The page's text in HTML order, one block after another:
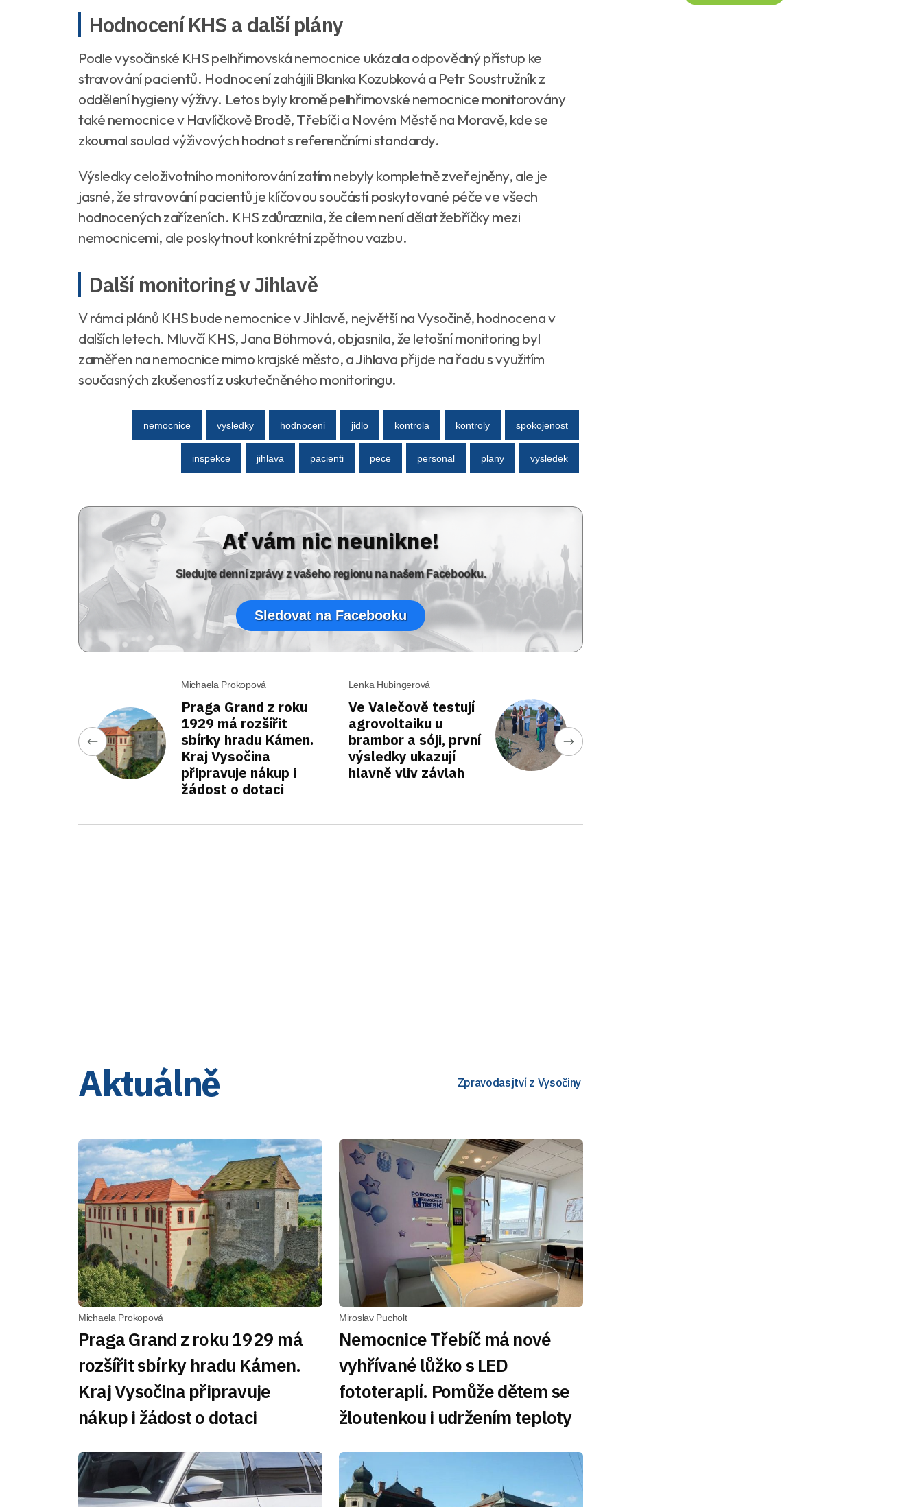
Hodnocení KHS a další plány
Podle vysočinské KHS pelhřimovská nemocnice ukázala odpovědný přístup ke
stravování pacientů. Hodnocení zahájili Blanka Kozubková a Petr Soustružník z
oddělení hygieny výživy. Letos byly kromě pelhřimovské nemocnice monitorovány
také nemocnice v Havlíčkově Brodě, Třebíči a Novém Městě na Moravě, kde se
zkoumal soulad výživových hodnot s referenčními standardy.
Výsledky celoživotního monitorování zatím nebyly kompletně zveřejněny, ale je
jasné, že stravování pacientů je klíčovou součástí poskytované péče ve všech
hodnocených zařízeních. KHS zdůraznila, že cílem není dělat žebříčky mezi
nemocnicemi, ale poskytnout konkrétní zpětnou vazbu.
Další monitoring v Jihlavě
V rámci plánů KHS bude nemocnice v Jihlavě, největší na Vysočině, hodnocena v
dalších letech. Mluvčí KHS, Jana Böhmová, objasnila, že letošní monitoring byl
zaměřen na nemocnice mimo krajské město, a Jihlava přijde na řadu s využitím
současných zkušeností z uskutečněného monitoringu.
nemocnice vysledky hodnoceni jidlo kontrola kontroly spokojenost
inspekce jihlava pacienti pece personal plany vysledek
Ať vám nic neunikne!
Sledujte denní zprávy z vašeho regionu na našem Facebooku.
Sledovat na Facebooku
Michaela Prokopová
Praga Grand z roku
1929 má rozšířit
sbírky hradu Kámen.
Kraj Vysočina
připravuje nákup i
žádost o dotaci
Lenka Hubingerová
Ve Valečově testují
agrovoltaiku u
brambor a sóji, první
výsledky ukazují
hlavně vliv závlah
Aktuálně Zpravodasjtví z Vysočiny
Michaela Prokopová
Praga Grand z roku 1929 má
rozšířit sbírky hradu Kámen.
Kraj Vysočina připravuje
nákup i žádost o dotaci
Miroslav Pucholt
Nemocnice Třebíč má nové
vyhřívané lůžko s LED
fototerapií. Pomůže dětem se
žloutenkou i udržením teploty